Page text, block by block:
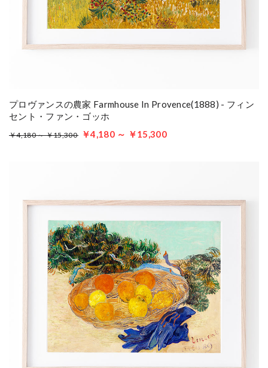
プロヴァンスの農家 Farmhouse In Provence(1888) - フィン
セント・ファン・ゴッホ
￥4,180 ～ ￥15,300 ￥4,180 ～ ￥15,300